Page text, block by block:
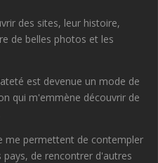
des sites, leur histoire,
de belles photos et les
est devenue un mode de
qui m'emmène découvrir de
me permettent de contempler
pays, de rencontrer d'autres